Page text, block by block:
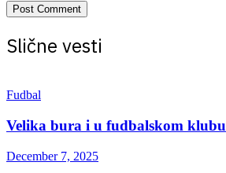
Slične vesti
Fudbal
Velika bura i u fudbalskom klubu
December 7, 2025